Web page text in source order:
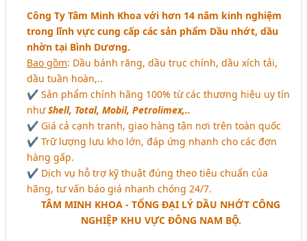
Công Ty Tâm Minh Khoa với hơn 14 năm kinh nghiệm
trong lĩnh vực cung cấp các sản phẩm Dầu nhớt, dầu
nhờn tại Bình Dương.
Bao gồm: Dầu bánh răng, dầu trục chính, dầu xích tải,
dầu tuần hoàn,..
✔ Sản phẩm chính hãng 100% từ các thương hiệu uy tín
nhưShell, Total, Mobil, Petrolimex,..
✔ Giá cả cạnh tranh, giao hàng tận nơi trên toàn quốc
✔ Trữ lượng lưu kho lớn, đáp ứng nhanh cho các đơn
hàng gấp.
✔ Dịch vụ hỗ trợ kỹ thuật đúng theo tiêu chuẩn của
hãng, tư vấn báo giá nhanh chóng 24/7.
TÂM MINH KHOA - TỔNG ĐẠI LÝ DẦU NHỚT CÔNG
NGHIỆP KHU VỰC ĐÔNG NAM BỘ.